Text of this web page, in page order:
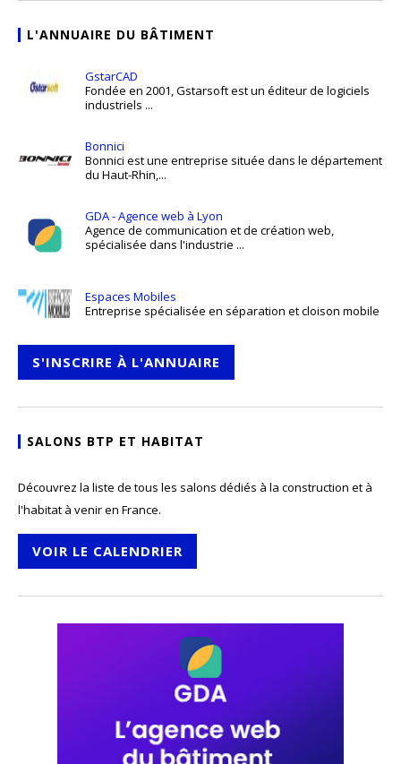
L'ANNUAIRE DU BÂTIMENT
GstarCAD
Fondée en 2001, Gstarsoft est un éditeur de logiciels
industriels ...
Bonnici
Bonnici est une entreprise située dans le département
du Haut-Rhin,...
GDA - Agence web à Lyon
Agence de communication et de création web,
spécialisée dans l'industrie ...
Espaces Mobiles
Entreprise spécialisée en séparation et cloison mobile
S'INSCRIRE À L'ANNUAIRE
SALONS BTP ET HABITAT
Découvrez la liste de tous les salons dédiés à la construction et à
l'habitat à venir en France.
VOIR LE CALENDRIER